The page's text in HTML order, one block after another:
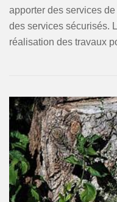
apporter des services
des services sécurisés.
réalisation des travaux